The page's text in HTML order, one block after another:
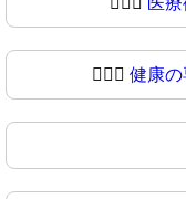
👩🏿‍⚕ 健康